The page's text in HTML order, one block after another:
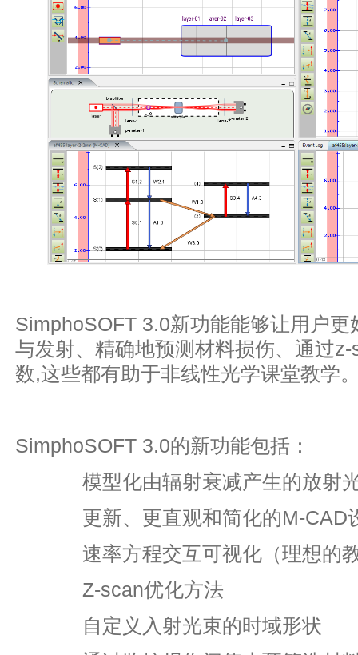
SimphoSOFT 3.0新功能能够让用户
与发射、精确地预测材料损伤、通过
数,这些都有助于非线性光学课堂教学
SimphoSOFT 3.0的新功能包括：
模型化由辐射衰减产生的放射
更新、更直观和简化的M-CAD
速率方程交互可视化（理想的
Z-scan优化方法
自定义入射光束的时域形状